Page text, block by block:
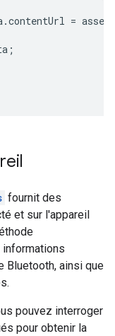
.contentUrl = asset
;
fournit des
et sur l'appareil
Bluetooth, ainsi que
pouvez interroger
pour obtenir la